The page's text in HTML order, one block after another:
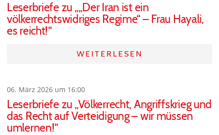
Leserbriefe zu „„Der Iran ist ein
völkerrechtswidriges Regime“ – Frau Hayali,
es reicht!“
WEITERLESEN
06. März 2026 um 16:00
Leserbriefe zu „Völkerrecht, Angriffskrieg und
das Recht auf Verteidigung – wir müssen
umlernen!“